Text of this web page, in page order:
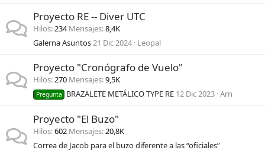
Proyecto RE -- Diver UTC
Hilos 234 Mensajes 8,4K
Galerna Asuntos21 Dic 2024 Leopal
Proyecto "Cronógrafo de Vuelo"
Hilos 270 Mensajes 9,5K
Pregunta BRAZALETE METÁLICO TYPE RE 12 Dic 2023 Arn
Proyecto "El Buzo"
Hilos 602 Mensajes 20,8K
Correa de Jacob para el buzo diferente a las “oficiales”